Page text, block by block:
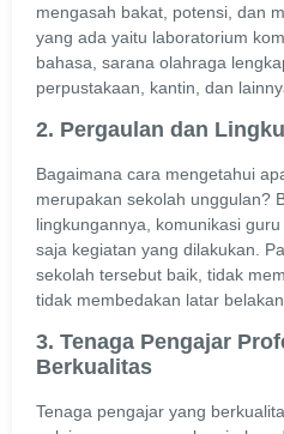
mengasah bakat, potensi, dan
yang ada yaitu laboratorium
bahasa, sarana olahraga
perpustakaan, kantin, dan
2. Pergaulan dan
Bagaimana cara mengetahui
merupakan sekolah unggulan?
lingkungannya, komunikasi
saja kegiatan yang dilakukan.
sekolah tersebut baik, tidak
tidak membedakan latar
3. Tenaga Pengajar
Berkualitas
Tenaga pengajar yang